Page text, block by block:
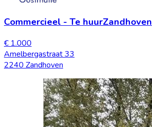
Commercieel - Te huurZandhoven
€ 1.000
Amelbergastraat 33
2240 Zandhoven